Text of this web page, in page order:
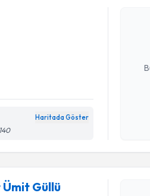
Haritada Göster
Ümit Güllü